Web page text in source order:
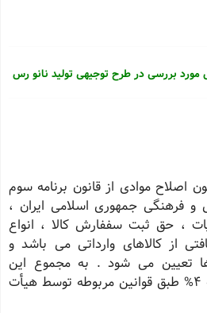
بررسی در طرح توجیهی تولید نانو رس
پایه طبق ماده 2 قانون اصلاح موادی از قانون برنامه سوم
و فرهنگی جمهوری اسلامی ایران ،
، حق ثبت سففارش کالا ، انواع
از کالاهای وارداتی می باشد و
تعیین می شود . به مجموع این
دریافتی و سود بازرگانی که 4% طبق قوانین مربوطه توسط هیأت